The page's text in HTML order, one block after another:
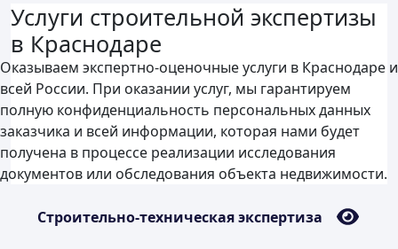
Услуги строительной экспертизы
в Краснодаре
Оказываем экспертно-оценочные услуги в Краснодаре и
всей России. При оказании услуг, мы гарантируем
полную конфиденциальность персональных данных
заказчика и всей информации, которая нами будет
получена в процессе реализации исследования
документов или обследования объекта недвижимости.
Строительно-техническая экспертиза